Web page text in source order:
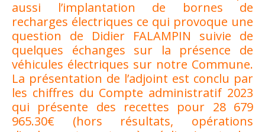
aussi l’implantation de bornes de
recharges électriques ce qui provoque une
question de Didier FALAMPIN suivie de
quelques échanges sur la présence de
véhicules électriques sur notre Commune.
La présentation de l’adjoint est conclu par
les chiffres du Compte administratif 2023
qui présente des recettes pour 28 679
965.30€ (hors résultats, opérations